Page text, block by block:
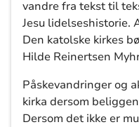
vandre fra tekst til
Jesu lidelseshistorie.
Den katolske kirkes
Hilde Reinertsen
Påskevandringer og
kirka dersom
Dersom det ikke er